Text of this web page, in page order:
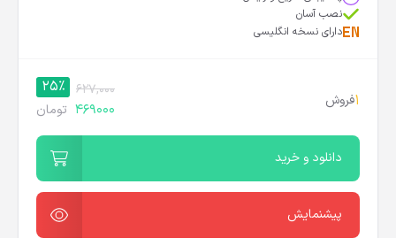
نصب آسان
دارای نسخه انگلیسی
1فروش
627,000
25%
469000 تومان
دانلود و خرید
پیشنمایش